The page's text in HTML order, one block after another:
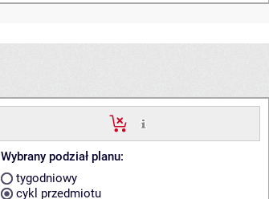
Wybrany podział planu:
tygodniowy
cykl przedmiotu